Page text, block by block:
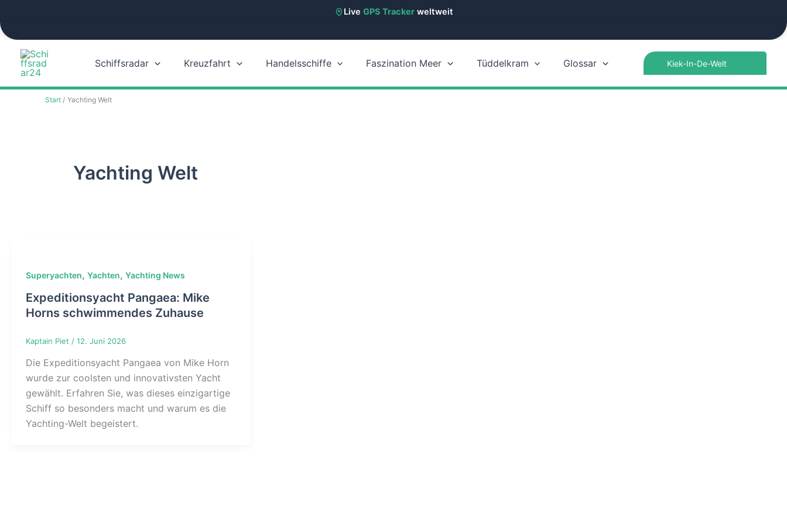
Live GPS Trackerweltweit
Zum
springen
Schiffsradar Kreuzfahrt Handelsschiffe Faszination Meer Tüddelkram Glossar
Start Yachting Welt
Yachting Welt
Superyachten, Yachten, Yachting News
Expeditionsyacht Pangaea: Mike
Horns schwimmendes Zuhause
Kaptain Piet / 12. Juni 2026
Die Expeditionsyacht Pangaea von Mike Horn
wurde zur coolsten und innovativsten Yacht
gewählt. Erfahren Sie, was dieses einzigartige
Schiff so besonders macht und warum es die
Yachting-Welt begeistert.